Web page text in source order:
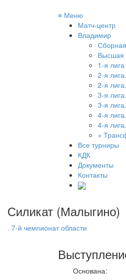
≡ Меню
Матч-центр
Владимир
Высшая
1-я лига
2-я
2-я
3-я
3-я
4-я
4-я
+
Все турниры
КДК
Документы
Контакты
Силикат (Малыгино)
. 7-й чемпионат области
Основана: